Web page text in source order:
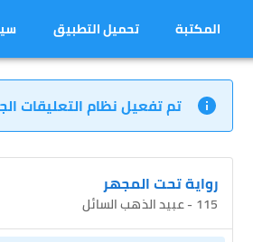
المكتبة تحميل التطبيق
تم تفعيل نظام التعليقات
رواية تحت المجهر
115 - عبيد الذهب السائل